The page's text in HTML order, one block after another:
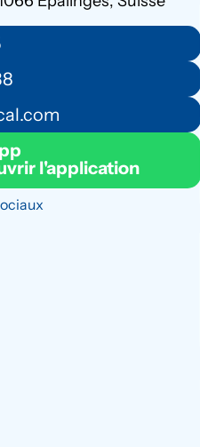
l'application